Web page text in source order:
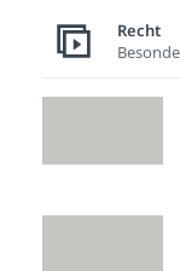
Recht